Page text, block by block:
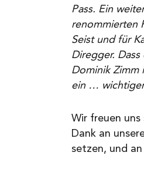
Pass. Ein
renommierten
Seist und für
Diregger.
Dominik Zimm
ein …
Wir freuen uns
Dank an
setzen, und